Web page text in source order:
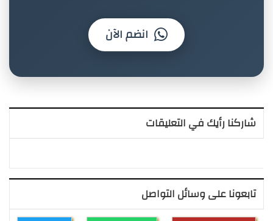
انضم الآن
شاركنا رأيك في التعليقات
تابعونا على وسائل التواصل